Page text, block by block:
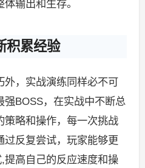
输出和生存。
累经验
外，实战演练同样必不可
BOSS，在实战中不断总
策略和操作，每一次挑战
过反复尝试，玩家能够更
提高自己的反应速度和操